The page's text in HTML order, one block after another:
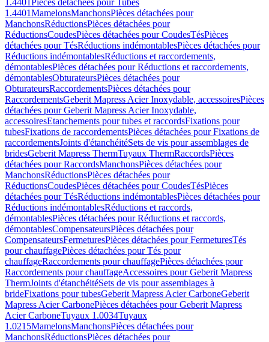
1.4401Pièces détachées pour Tubes
1.4401MamelonsManchonsPièces détachées pour
ManchonsRéductionsPièces détachées pour
RéductionsCoudesPièces détachées pour CoudesTésPièces
détachées pour TésRéductions indémontablesPièces détachées pour
Réductions indémontablesRéductions et raccordements,
démontablesPièces détachées pour Réductions et raccordements,
démontablesObturateursPièces détachées pour
ObturateursRaccordementsPièces détachées pour
RaccordementsGeberit Mapress Acier Inoxydable, accessoiresPièces
détachées pour Geberit Mapress Acier Inoxydable,
accessoiresEtanchements pour tubes et raccordsFixations pour
tubesFixations de raccordementsPièces détachées pour Fixations de
raccordementsJoints d'étanchéitéSets de vis pour assemblages de
bridesGeberit Mapress ThermTuyaux ThermRaccordsPièces
détachées pour RaccordsManchonsPièces détachées pour
ManchonsRéductionsPièces détachées pour
RéductionsCoudesPièces détachées pour CoudesTésPièces
détachées pour TésRéductions indémontablesPièces détachées pour
Réductions indémontablesRéductions et raccords,
démontablesPièces détachées pour Réductions et raccords,
démontablesCompensateursPièces détachées pour
CompensateursFermeturesPièces détachées pour FermeturesTés
pour chauffagePièces détachées pour Tés pour
chauffageRaccordements pour chauffagePièces détachées pour
Raccordements pour chauffageAccessoires pour Geberit Mapress
ThermJoints d'étanchéitéSets de vis pour assemblages à
brideFixations pour tubesGeberit Mapress Acier CarboneGeberit
Mapress Acier CarbonePièces détachées pour Geberit Mapress
Acier CarboneTuyaux 1.0034Tuyaux
1.0215MamelonsManchonsPièces détachées pour
ManchonsRéductionsPièces détachées pour